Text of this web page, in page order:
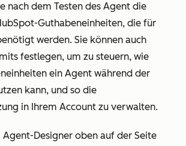
nach dem Testen des Agent die
Guthabeneinheiten, die für
werden. Sie können auch
festlegen, um zu steuern, wie
ein Agent während der
kann, und so die
in Ihrem Account zu verwalten.
Agent-Designer oben auf der Seite